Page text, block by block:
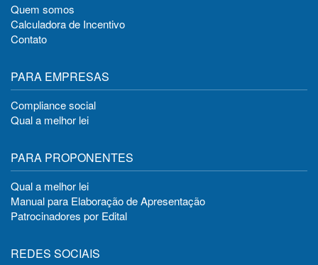
Quem somos
Calculadora de Incentivo
Contato
PARA EMPRESAS
Compliance social
Qual a melhor lei
PARA PROPONENTES
Qual a melhor lei
Manual para Elaboração de Apresentação
Patrocinadores por Edital
REDES SOCIAIS